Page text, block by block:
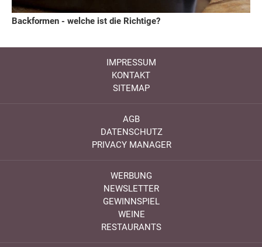
Backformen - welche ist die Richtige?
IMPRESSUM
KONTAKT
SITEMAP
AGB
DATENSCHUTZ
PRIVACY MANAGER
WERBUNG
NEWSLETTER
GEWINNSPIEL
WEINE
RESTAURANTS